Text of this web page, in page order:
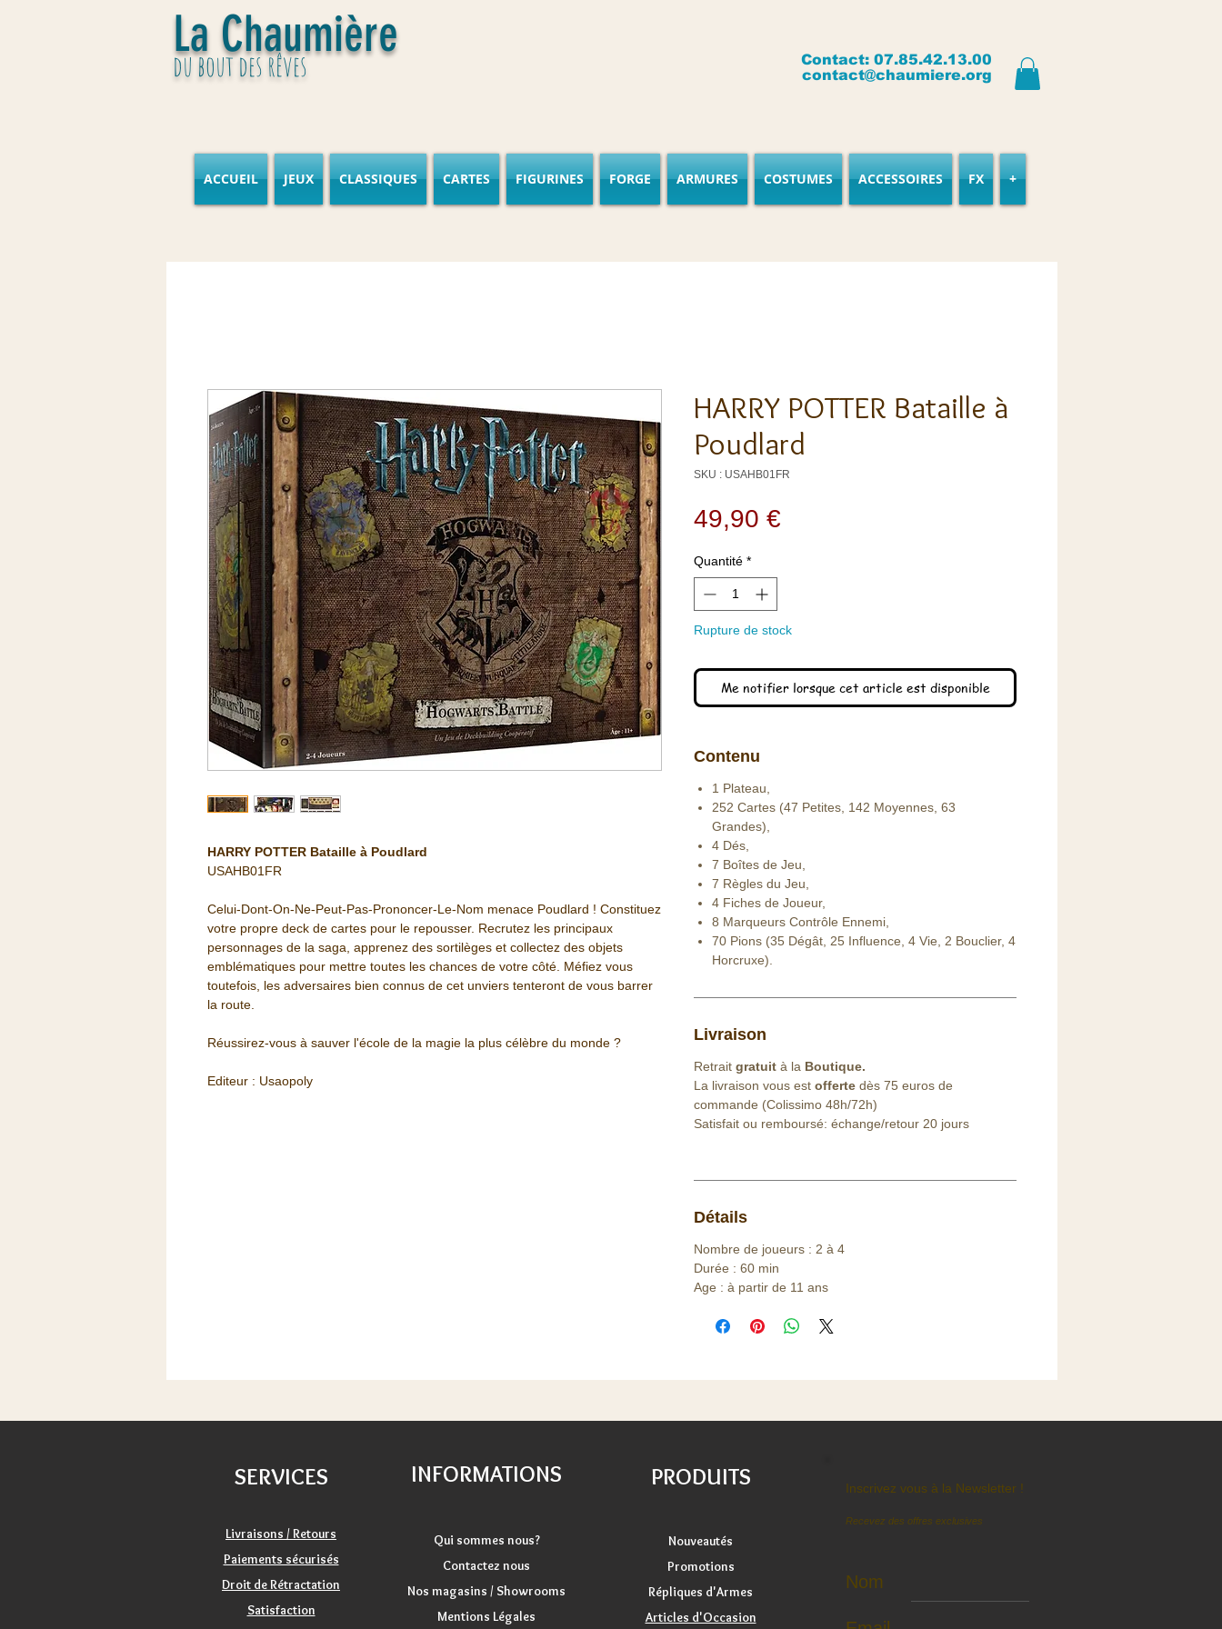
La Chaumière
du bout des rêves
Contact: 07.85.42.13.00
contact@chaumiere.org
ACCUEIL JEUX CLASSIQUES CARTES FIGURINES FORGE ARMURES COSTUMES ACCESSOIRES FX +
HARRY POTTER Bataille à Poudlard
USAHB01FR
Celui-Dont-On-Ne-Peut-Pas-Prononcer-Le-Nom menace Poudlard ! Constituez
votre propre deck de cartes pour le repousser. Recrutez les principaux
personnages de la saga, apprenez des sortilèges et collectez des objets
emblématiques pour mettre toutes les chances de votre côté. Méfiez vous
toutefois, les adversaires bien connus de cet unviers tenteront de vous barrer
la route.
Réussirez-vous à sauver l'école de la magie la plus célèbre du monde ?
Editeur : Usaopoly
HARRY POTTER Bataille à
Poudlard
SKU : USAHB01FR
49,90 €
Quantité *
Rupture de stock
Me notifier lorsque cet article est disponible
Contenu
1 Plateau,
252 Cartes (47 Petites, 142 Moyennes, 63
Grandes),
4 Dés,
7 Boîtes de Jeu,
7 Règles du Jeu,
4 Fiches de Joueur,
8 Marqueurs Contrôle Ennemi,
70 Pions (35 Dégât, 25 Influence, 4 Vie, 2 Bouclier, 4
Horcruxe).
Livraison
Retrait gratuit à la Boutique.
La livraison vous est offerte dès 75 euros de
commande (Colissimo 48h/72h)
Satisfait ou remboursé: échange/retour 20 jours
Détails
Nombre de joueurs : 2 à 4
Durée : 60 min
Age : à partir de 11 ans
SERVICES
Livraisons / Retours
Paiements sécurisés
Droit de Rétractation
Satisfaction
INFORMATIONS
Qui sommes nous?
Contactez nous
Nos magasins / Showrooms
Mentions Légales
PRODUITS
Nouveautés
Promotions
Répliques d'Armes
Articles d'Occasion
Inscrivez vous à la Newsletter !
Recevez des offres exclusives
Nom